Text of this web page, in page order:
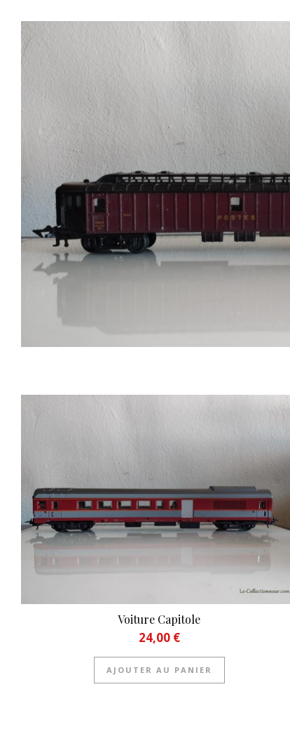
Voiture Capitole
24,00 €
AJOUTER AU PANIER